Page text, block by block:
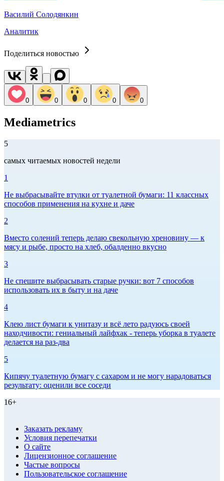
Василий Солодянкин
Аналитик
Поделиться новостью
0 0 0 0 0
Mediametrics
5
самых читаемых новостей недели
1
Не выбрасывайте втулки от туалетной бумаги: 11 классных
способов применения на кухне и даче
2
Вместо солений теперь делаю свекольную хреновину — к
мясу и рыбе, просто на хлеб, обалденно вкусно
3
Не спешите выбрасывать старые ручки: вот 7 способов
использовать их в быту и на даче
4
Клею лист бумаги к унитазу и всё лето радуюсь своей
находчивости: гениальный лайфхак - теперь уборка в туалете
делается на раз-два
5
Кипячу туалетную бумагу с сахаром и не могу нарадоваться
результату: оценили все соседи
16+
Заказать рекламу
Условия перепечатки
О сайте
Лицензионное соглашение
Частые вопросы
Пользовательское соглашение